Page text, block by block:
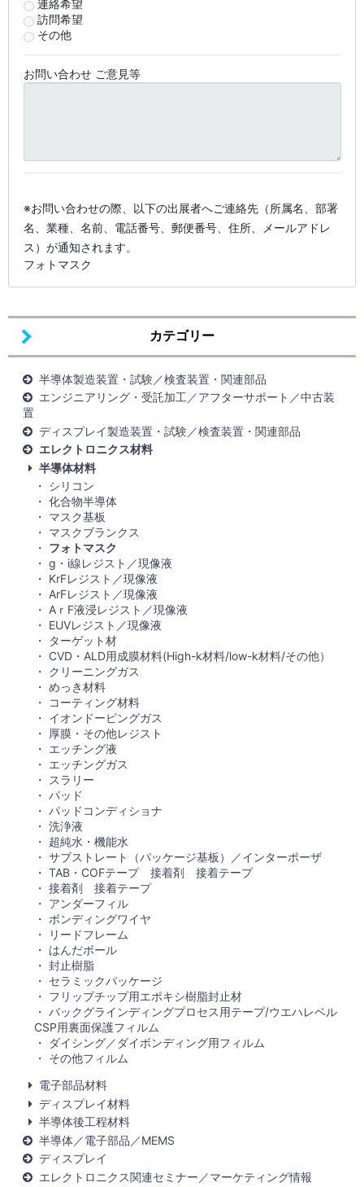
カテゴリー
半導体製造装置・試験／検査装置・関連部品
エンジニアリング・受託加工／アフターサポート／中古装
置
ディスプレイ製造装置・試験／検査装置・関連部品
エレクトロニクス材料
半導体材料
シリコン
化合物半導体
マスク基板
マスクブランクス
フォトマスク
g・i線レジスト／現像液
KrFレジスト／現像液
ArFレジスト／現像液
AｒF液浸レジスト／現像液
EUVレジスト／現像液
ターゲット材
CVD・ALD用成膜材料(High-k材料/low-k材料/その他）
クリーニングガス
めっき材料
コーティング材料
イオンドーピングガス
厚膜・その他レジスト
エッチング液
エッチングガス
スラリー
パッド
パッドコンディショナ
洗浄液
超純水・機能水
サブストレート（パッケージ基板）／インターポーザ
TAB・COFテープ 接着剤 接着テープ
接着剤 接着テープ
アンダーフィル
ボンディングワイヤ
リードフレーム
はんだボール
封止樹脂
セラミックパッケージ
フリップチップ用エポキシ樹脂封止材
バックグラインディングプロセス用テープ/ウエハレベル
CSP用裏面保護フィルム
ダイシング／ダイボンディング用フィルム
その他フィルム
電子部品材料
ディスプレイ材料
半導体後工程材料
半導体／電子部品／MEMS
ディスプレイ
エレクトロニクス関連セミナー／マーケティング情報
連絡希望
訪問希望
その他
お問い合わせ ご意見等
※お問い合わせの際、以下の出展者へご連絡先（所属名、部署
名、業種、名前、電話番号、郵便番号、住所、メールアドレ
ス）が通知されます。
フォトマスク